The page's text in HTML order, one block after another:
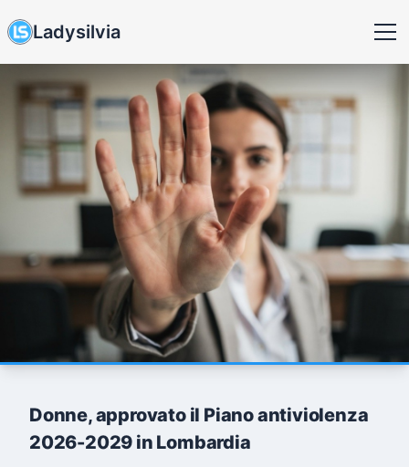
Ladysilvia
Donne, approvato il Piano antiviolenza
2026-2029 in Lombardia